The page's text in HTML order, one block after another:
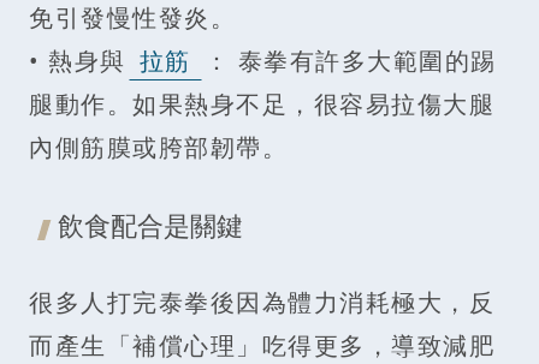
免引發慢性發炎。
• 熱身與 拉筋
： 泰拳有許多大範圍的踢
腿動作。如果熱身不足，很容易拉傷大腿
內側筋膜或胯部韌帶。
飲食配合是關鍵
很多人打完泰拳後因為體力消耗極大，反
而產生「補償心理」吃得更多，導致減肥